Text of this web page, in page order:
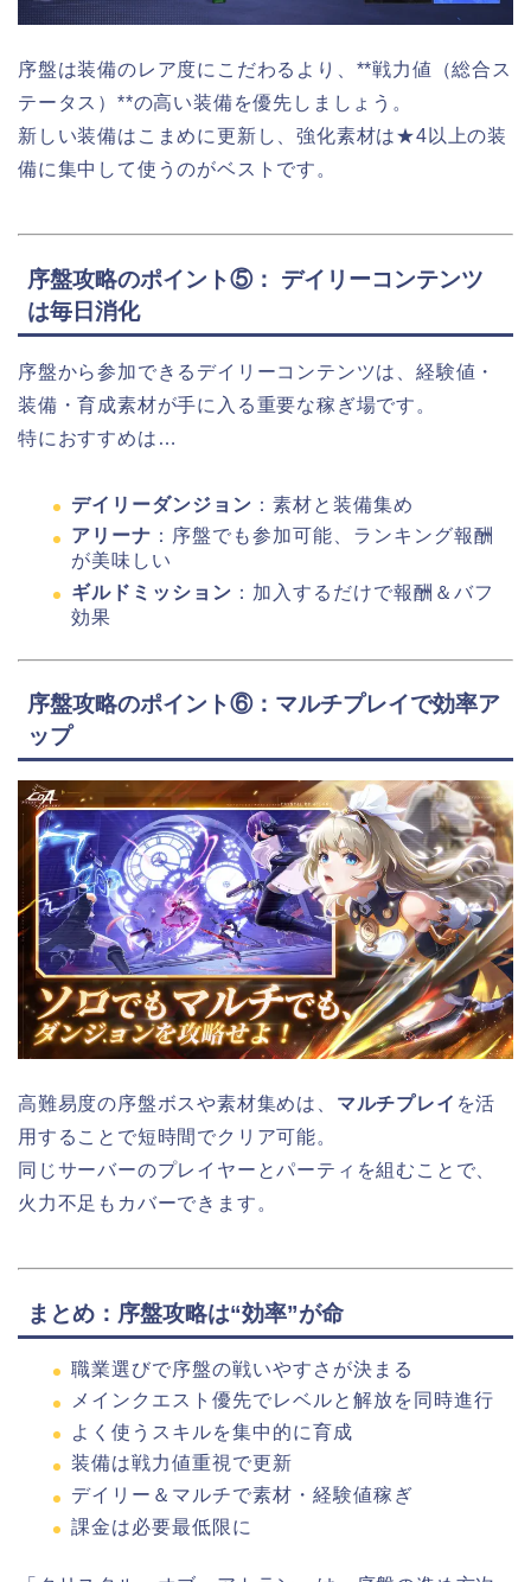
序盤は装備のレア度にこだわるより、**戦力値（総合ス
テータス）**の高い装備を優先しましょう。
新しい装備はこまめに更新し、強化素材は★4以上の装
備に集中して使うのがベストです。
序盤攻略のポイント⑤： デイリーコンテンツ
は毎日消化
序盤から参加できるデイリーコンテンツは、経験値・
装備・育成素材が手に入る重要な稼ぎ場です。
特におすすめは…
デイリーダンジョン ：素材と装備集め
アリーナ ：序盤でも参加可能、ランキング報酬
が美味しい
ギルドミッション ：加入するだけで報酬＆バフ
効果
序盤攻略のポイント⑥：マルチプレイで効率ア
ップ
高難易度の序盤ボスや素材集めは、 マルチプレイ を活
用することで短時間でクリア可能。
同じサーバーのプレイヤーとパーティを組むことで、
火力不足もカバーできます。
まとめ：序盤攻略は“効率”が命
職業選びで序盤の戦いやすさが決まる
メインクエスト優先でレベルと解放を同時進行
よく使うスキルを集中的に育成
装備は戦力値重視で更新
デイリー＆マルチで素材・経験値稼ぎ
課金は必要最低限に